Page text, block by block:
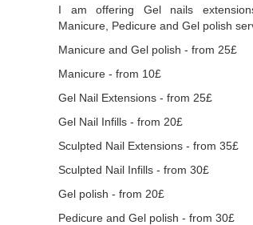
I am offering Gel nails
Manicure, Pedicure and Gel polish
Manicure and Gel polish - from 25£
Manicure - from 10£
Gel Nail Extensions - from 25£
Gel Nail Infills - from 20£
Sculpted Nail Extensions - from 35£
Sculpted Nail Infills - from 30£
Gel polish - from 20£
Pedicure and Gel polish - from 30£